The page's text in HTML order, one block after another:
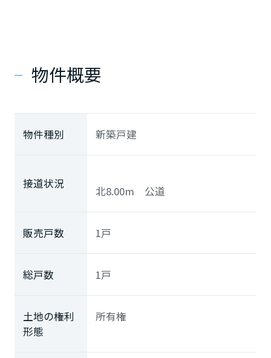
物件概要
物件種別 新築戸建
接道状況
北8.00m 公道
販売戸数 1戸
総戸数 1戸
土地の権利
形態
所有権